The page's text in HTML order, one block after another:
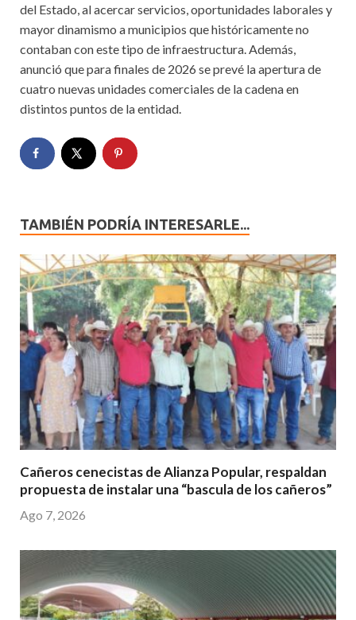
del Estado, al acercar servicios, oportunidades laborales y
mayor dinamismo a municipios que históricamente no
contaban con este tipo de infraestructura. Además,
anunció que para finales de 2026 se prevé la apertura de
cuatro nuevas unidades comerciales de la cadena en
distintos puntos de la entidad.
TAMBIÉN PODRÍA INTERESARLE...
Cañeros cenecistas de Alianza Popular, respaldan
propuesta de instalar una “bascula de los cañeros”
Ago 7, 2026